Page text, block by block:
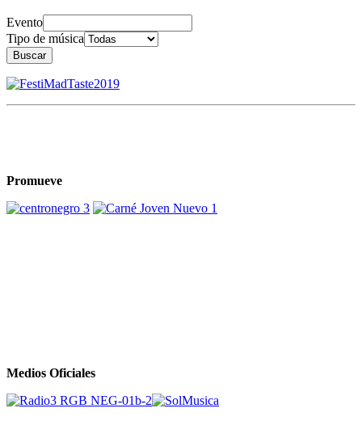
Evento
Tipo de música
Buscar
Promueve
Medios Oficiales